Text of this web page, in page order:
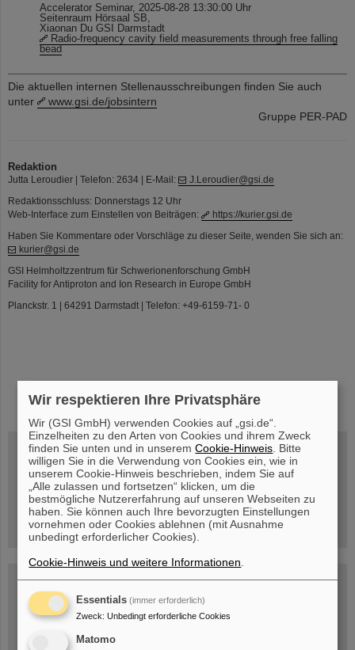
Accelerator Seminar, 2025-08-28 13:30:00 Uhr
Seitenraum Hörsaal SB,
Xiaonan Du GSI Darmstadt
Radio-frequency cavity field measurements through free falling
bead
Die aktuellen internen Stellenausschreibungen finden Sie auch
unter
www.gsi.de/jobsintern
Gruppe PER-PAD
Redaktion
Jutta Leroudier | Telefon: 2634 | E-Mail:
J.Leroudier@gsi.de
Redaktionsschluss: Donnerstags 12 Uhr
Web-Interface zum Einstellen von Beiträgen:
https://kurier.gsi.de
Haben Sie Kommentare oder Vorschläge zu dieser Seite, wenden Sie sich an:
kurier@gsi.de
GSI Helmholtzzentrum für Schwerionenforschung GmbH
Facility for Antiproton and Ion Research in Europe GmbH
Planckstr. 1 | 64291 Darmstadt | Telefon: +49-6159-71- 0
Mittwoch, 19.08.2026, 14 Uhr
Warum existiert nicht einfach nichts?
Hannah Elfner,
GSI/FAIR/Goethe-Universität
Anmeldung und weitere Informationen
SCIENCE POP-UP
12 – 17 Uhr
Sa, 11.07.26, 10:30-16:00 Uhr
Innenstadt Darmstadt
Wir respektieren Ihre Privatsphäre
Wir (GSI GmbH) verwenden Cookies auf „gsi.de“.
Einzelheiten zu den Arten von Cookies und ihrem Zweck
finden Sie unten und in unseremCookie-Hinweis . Bitte
willigen Sie in die Verwendung von Cookies ein, wie in
unserem Cookie-Hinweis beschrieben, indem Sie auf
„Alle zulassen und fortsetzen“ klicken, um die
bestmögliche Nutzererfahrung auf unseren Webseiten zu
haben. Sie können auch Ihre bevorzugten Einstellungen
vornehmen oder Cookies ablehnen (mit Ausnahme
unbedingt erforderlicher Cookies).
Cookie-Hinweis und weitere Informationen
Essentials (immer erforderlich)
Zweck: Unbedingt erforderliche Cookies
Matomo